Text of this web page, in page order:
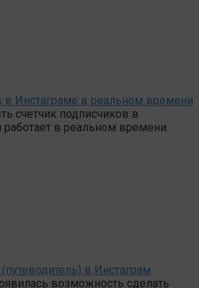
в Инстаграме в реальном времени
счетчик подписчиков в
в реальном времени.
в Инстаграм
возможность сделать